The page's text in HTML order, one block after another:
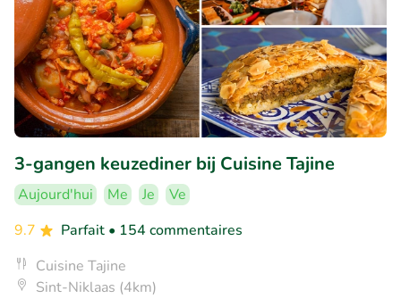
3-gangen keuzediner bij Cuisine Tajine
Aujourd'hui Me Je
Ve
9.7
Parfait • 154 commentaires
Cuisine Tajine
Sint-Niklaas (4km)